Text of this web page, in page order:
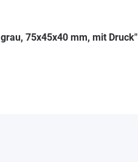
75x45x40 mm, mit Druck"